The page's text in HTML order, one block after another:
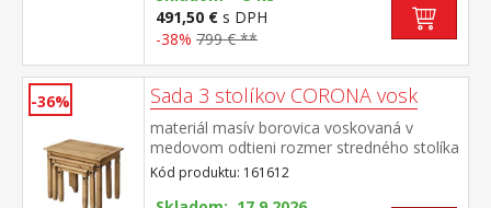
491,50 € s DPH
-38% 799 € **
-36% Sada 3 stolíkov CORONA vosk
materiál masív borovica voskovaná v
medovom odtieni rozmer stredného stolíka
(š/h/v) 52 × 37 × 47 cm rozmer
najmenšieho stolíka (š/h/v) 38 × 32 × 40 cm
Kód produktu: 161612